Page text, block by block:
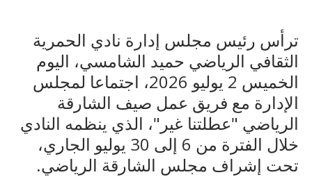
ترأس رئيس مجلس إدارة نادي الحمرية
الثقافي الرياضي حميد الشامسي، اليوم
الخميس 2 يوليو 2026، اجتماعا لمجلس
الإدارة مع فريق عمل صيف الشارقة
الرياضي "عطلتنا غير"، الذي ينظمه النادي
خلال الفترة من 6 إلى 30 يوليو الجاري،
تحت إشراف مجلس الشارقة الرياضي.